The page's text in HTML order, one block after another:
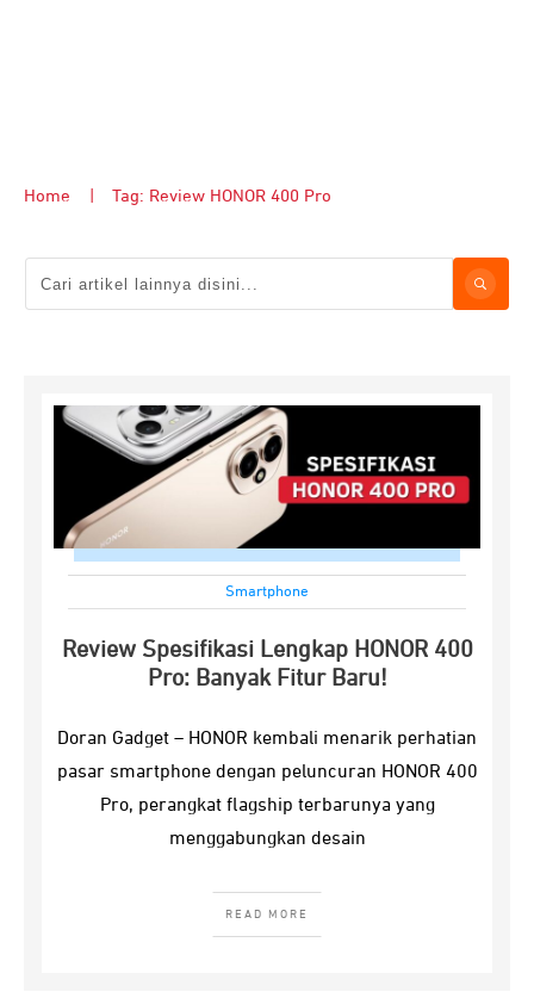
Home Tag: Review HONOR 400 Pro
Smartphone
Review Spesifikasi Lengkap HONOR 400
Pro: Banyak Fitur Baru!
Doran Gadget – HONOR kembali menarik perhatian
pasar smartphone dengan peluncuran HONOR 400
Pro, perangkat flagship terbarunya yang
menggabungkan desain
READ MORE